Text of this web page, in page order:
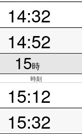
14:32
14:52
15時
時刻
15:12
15:32